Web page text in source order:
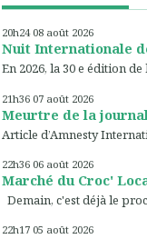
20h24 08 août 2026
Nuit Internationale
En 2026, la 30 e édition
21h36 07 août 2026
Meurtre de la
Article d’Amnesty
22h36 06 août 2026
Marché du Croc'
Demain, c'est déjà le
22h17 05 août 2026